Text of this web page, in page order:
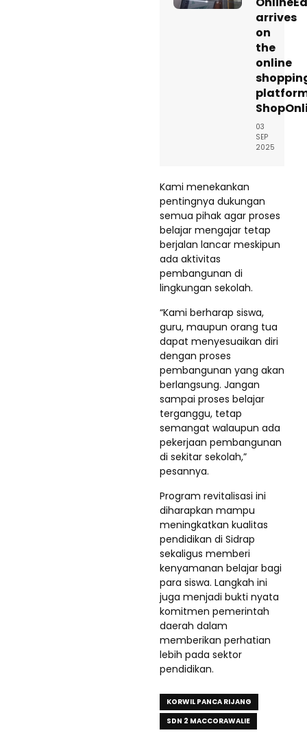
arrives
on
the
online
03
SEP
2025
Kami menekankan
pentingnya dukungan
semua pihak agar proses
belajar mengajar tetap
berjalan lancar meskipun
ada aktivitas
pembangunan di
lingkungan sekolah.
“Kami berharap siswa,
guru, maupun orang tua
dapat menyesuaikan diri
dengan proses
pembangunan yang akan
berlangsung. Jangan
sampai proses belajar
terganggu, tetap
semangat walaupun ada
pekerjaan pembangunan
di sekitar sekolah,”
pesannya.
Program revitalisasi ini
diharapkan mampu
meningkatkan kualitas
pendidikan di Sidrap
sekaligus memberi
kenyamanan belajar bagi
para siswa. Langkah ini
juga menjadi bukti nyata
komitmen pemerintah
daerah dalam
memberikan perhatian
lebih pada sektor
pendidikan.
KORWIL PANCA RIJANG
SDN 2 MACCORAWALIE